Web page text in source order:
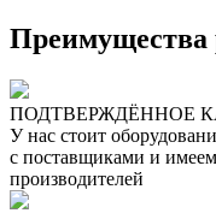
Преимущества
ПОДТВЕРЖДЁННОЕ
У нас стоит
с поставщиками и
производителей